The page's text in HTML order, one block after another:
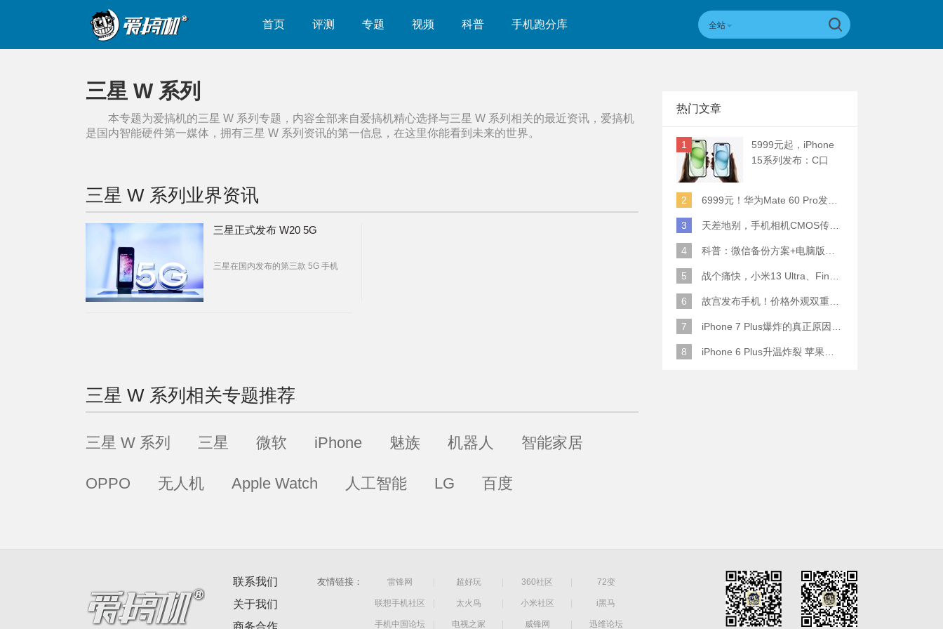
首页 评测 专题 视频 科普 手机跑分库 全站
三星 W 系列
本专题为爱搞机的三星 W 系列 专题，内容全部来自爱搞机精心选择与三星 W 系列 相关的最近资讯，爱搞机
是国内智能硬件第一媒体，拥有三星 W 系列 资讯的第一信息，在这里你能看到未来的世界。
三星 W 系列 业界资讯
三星正式发布 W20 5G
三星在国内发布的第三款 5G 手机
三星 W 系列 相关专题推荐
三星 W 系列 三星 微软 iPhone 魅族 机器人 智能家居
OPPO 无人机 Apple Watch 人工智能 LG 百度
热门文章
1
5999元起，iPhone
15系列发布：C口
2
6999元！华为Mate 60 Pro发布：麒麟9000S+卫星通话 (附初步跑分)
3 天差地别，手机相机CMOS传感器实际面积对比
4 科普：微信备份方案+电脑版丢失数据恢复指南
5 战个痛快，小米13 Ultra、Find X6 Pro、vivo X90 Pro+、小米12SU拍照横评
6 故宫发布手机！价格外观双重逆天！
7 iPhone 7 Plus爆炸的真正原因原来是这样
8 iPhone 6 Plus升温炸裂 苹果赔了一部全新的
联系我们
关于我们
商务合作
友情链接： 雷锋网 超好玩 360社区 72变
联想手机社区 太火鸟 小米社区 i黑马
手机中国论坛 电视之家 威锋网 迅维论坛